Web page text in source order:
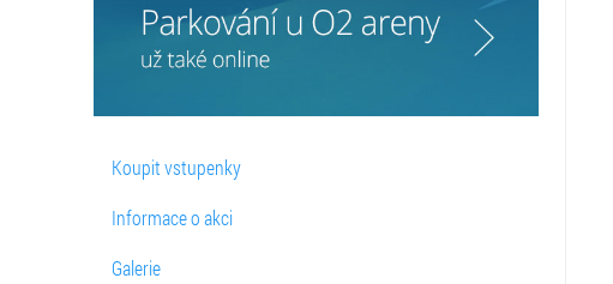
Koupit vstupenky
Informace o akci
Galerie